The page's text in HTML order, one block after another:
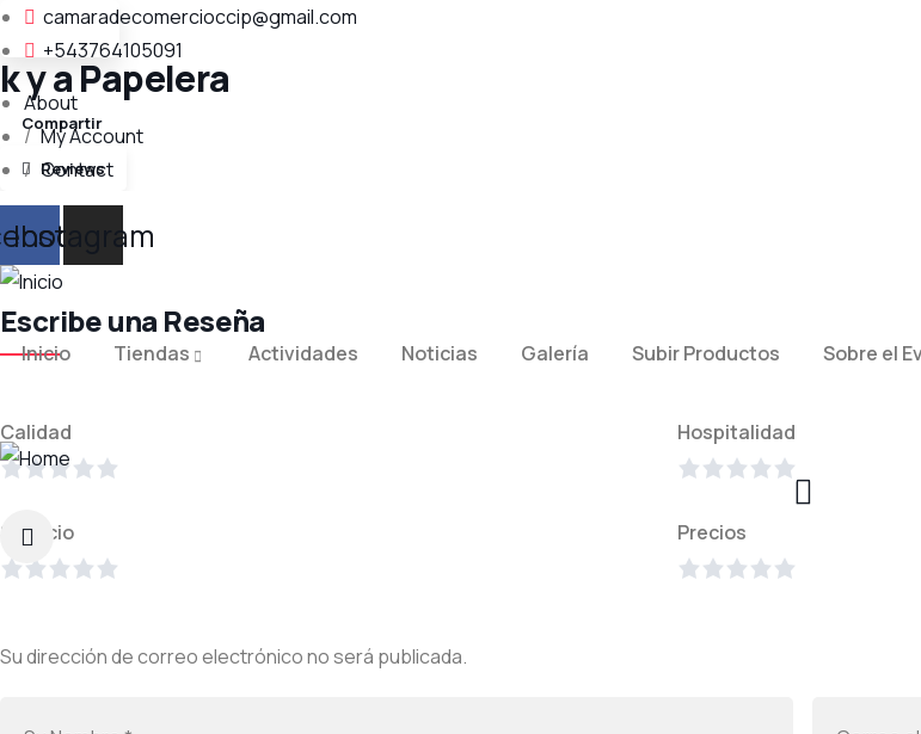
camaradecomercioccip@gmail.com
+543764105091
About
My Account
Contact
Instagram
Inicio Tiendas Actividades Noticias Galería Subir Productos Sobre el
k y a Papelera
Reviews
Escribe una Reseña
Calidad Hospitalidad
Servicio Precios
Su dirección de correo electrónico no será publicada.